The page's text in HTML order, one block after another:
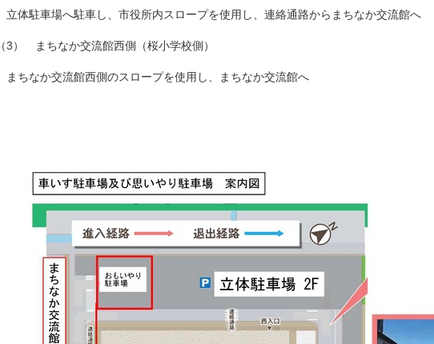
立体駐車場へ駐車し、市役所内スロープを使用し、連絡通路からまちなか交流館へ
（3） まちなか交流館西側（桜小学校側）
まちなか交流館西側のスロープを使用し、まちなか交流館へ